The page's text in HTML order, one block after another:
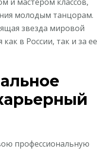
и мастером классов,
молодым танцорам.
звезда мировой
в России, так и за ее
профессиональную